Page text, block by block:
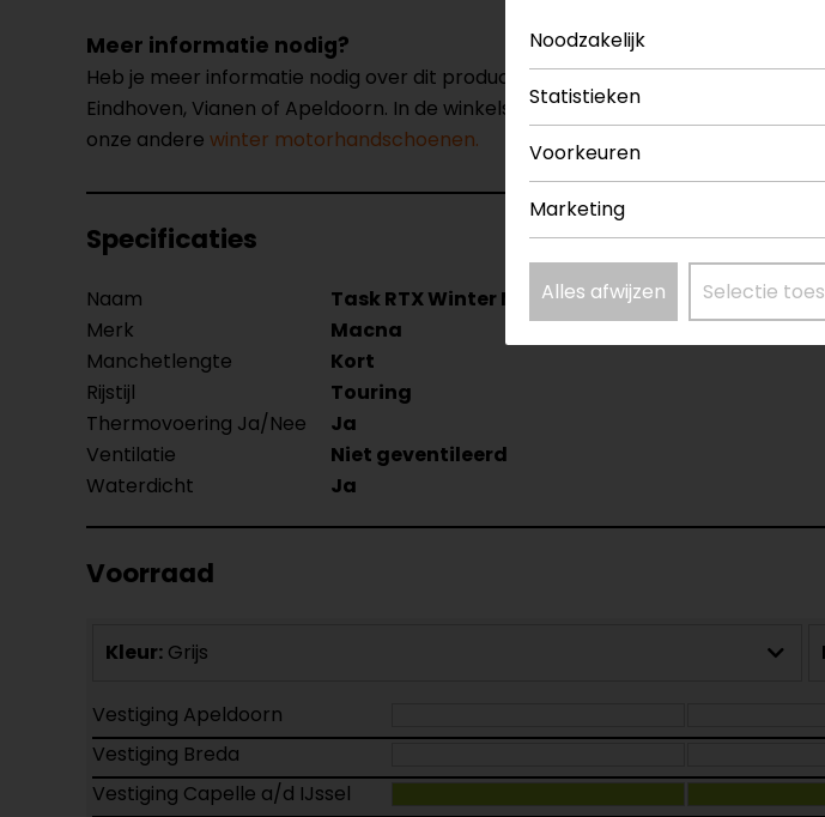
Meer informatie nodig?
Heb je meer informatie nodig over dit product? Neem dancontactmet ons
Eindhoven, Vianen of Apeldoorn. In de winkels kun je het product bekijken &
onze andere winter motorhandschoenen.
Specificaties
Naam Task RTX Winter Motorhandschoenen
Merk
Macna
Manchetlengte
Kort
Rijstijl
Touring
Thermovoering Ja/Nee
Ja
Ventilatie
Niet geventileerd
Waterdicht
Ja
Voorraad
Kleur: Grijs
Vestiging Apeldoorn
Vestiging Breda
Vestiging Capelle a/d IJssel
Noodzakelijk
Statistieken
Voorkeuren
Marketing
Alles afwijzen Selectie